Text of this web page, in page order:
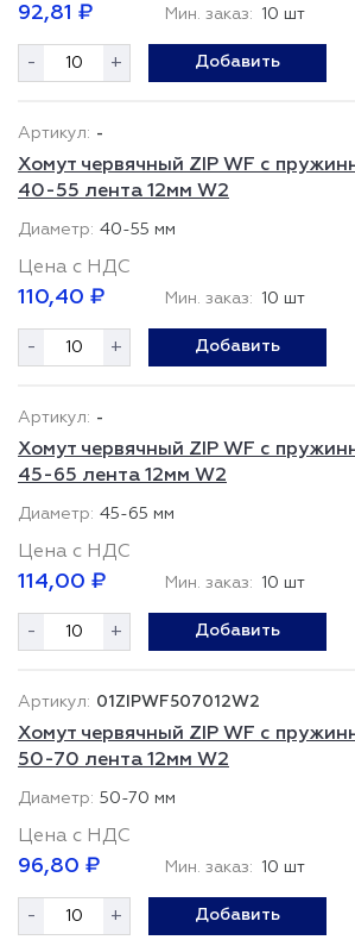
92,81 ₽ Мин. заказ: 10 шт
- + Добавить
-
Хомут червячный ZIP WF с
40-55 лента 12мм W2
40-55 мм
Цена с НДС
110,40 ₽ Мин. заказ: 10 шт
- + Добавить
-
Хомут червячный ZIP WF с
45-65 лента 12мм W2
45-65 мм
Цена с НДС
114,00 ₽ Мин. заказ: 10 шт
- + Добавить
01ZIPWF507012W2
Хомут червячный ZIP WF с
50-70 лента 12мм W2
50-70 мм
Цена с НДС
96,80 ₽ Мин. заказ: 10 шт
- + Добавить